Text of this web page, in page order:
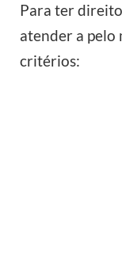
Para ter
atender a pelo
critérios: